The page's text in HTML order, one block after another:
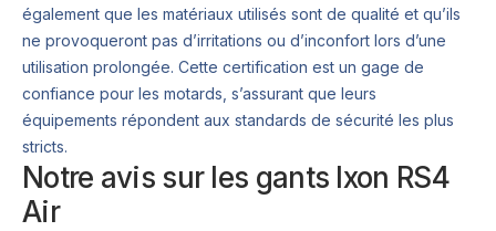
également que les matériaux utilisés sont de qualité et qu’ils
ne provoqueront pas d’irritations ou d’inconfort lors d’une
utilisation prolongée. Cette certification est un gage de
confiance pour les motards, s’assurant que leurs
équipements répondent aux standards de sécurité les plus
stricts.
Notre avis sur les gants Ixon RS4
Air